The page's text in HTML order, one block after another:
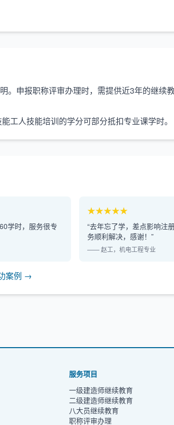
。申报职称评审办理时，需提供近3年的继续
工人技能培训的学分可部分抵扣专业课学时。
学时，服务很专
★★★★★
“去年忘了学，差点影响注
务顺利解决，感谢！”
—— 赵工，机电工程专业
案例 →
服务项目
一级建造师继续教育
二级建造师继续教育
八大员继续教育
职称评审办理